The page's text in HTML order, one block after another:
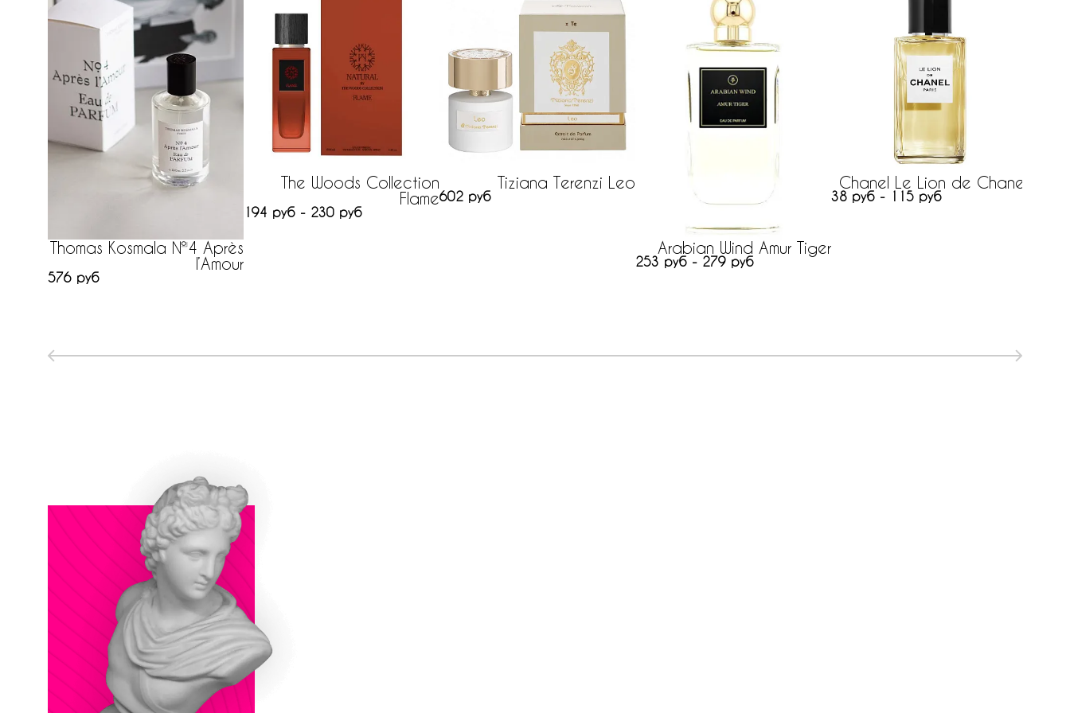
Thomas Kosmala №4 Après
l’Amour
576 руб
The Woods Collection
Flame
194 руб - 230 руб
Tiziana Terenzi Leo
602 руб
Arabian Wind Amur Tiger
253 руб - 279 руб
Chanel Le Lion de Chanel
38 руб - 115 руб